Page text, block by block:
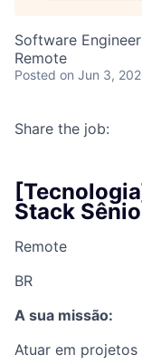
Software
Remote
Posted on Jun 3,
Share the job:
Stack
Remote
BR
A sua missão:
Atuar em